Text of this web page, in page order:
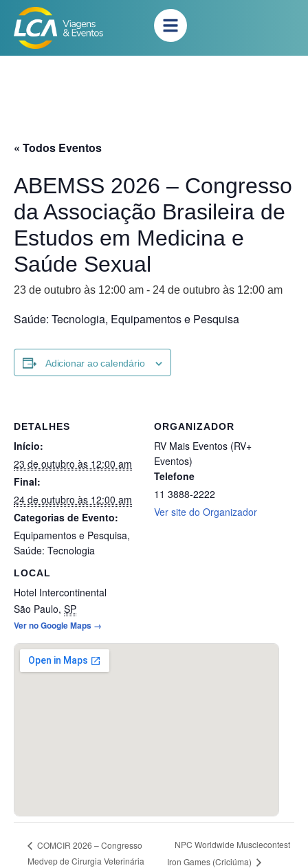
« Todos Eventos
ABEMSS 2026 – Congresso
da Associação Brasileira de
Estudos em Medicina e
Saúde Sexual
23 de outubro às 12:00 am - 24 de outubro às 12:00 am
Saúde: Tecnologia, Equipamentos e Pesquisa
Adicionar ao calendário
DETALHES
Início:
23 de outubro às 12:00 am
Final:
24 de outubro às 12:00 am
Categorias de Evento:
Equipamentos e Pesquisa,
Saúde: Tecnologia
LOCAL
Hotel Intercontinental
São Paulo, SP
Ver no Google Maps →
ORGANIZADOR
RV Mais Eventos (RV+
Eventos)
Telefone
11 3888-2222
Ver site do Organizador
COMCIR 2026 – Congresso
Medvep de Cirurgia Veterinária
NPC Worldwide Musclecontest
Iron Games (Criciúma)